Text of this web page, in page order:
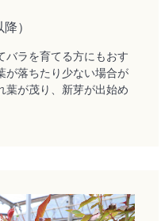
）
バラを育てる方にもおす
が落ちたり少ない場合が
葉が茂り、新芽が出始め